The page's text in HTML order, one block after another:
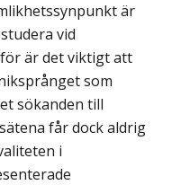
är
vid
är det viktigt att
som
sökanden till
får dock aldrig
i